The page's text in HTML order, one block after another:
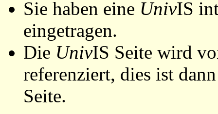
Sie haben eine UnivIS
eingetragen.
Die UnivIS Seite wird
referenziert, dies ist
Seite.